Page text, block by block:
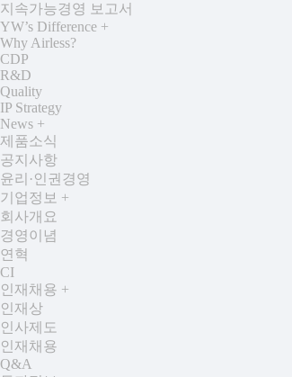
지속가능경영 보고서
YW’s Difference +
Why Airless?
CDP
R&D
Quality
IP Strategy
News +
제품소식
공지사항
윤리·인권경영
기업정보 +
회사개요
경영이념
연혁
CI
인재채용 +
인재상
인사제도
인재채용
Q&A